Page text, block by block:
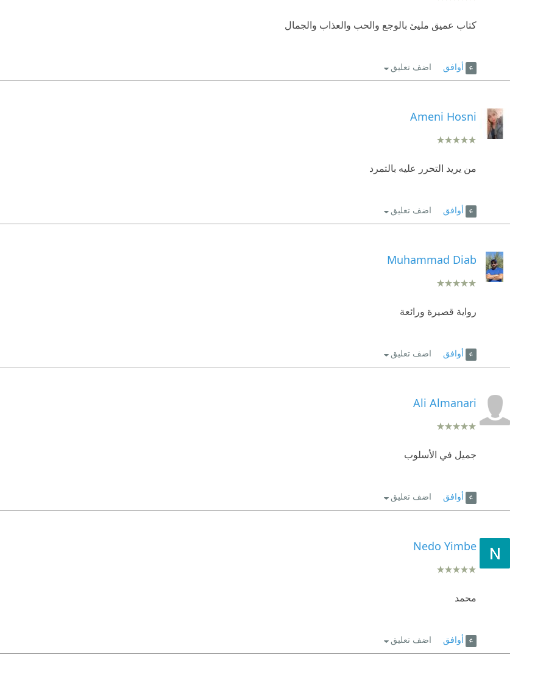
كتاب عميق مليئ بالوجع والحب والعذاب والجمال
أوافق اضف تعليق
Ameni Hosni
من يريد التحرر عليه بالتمرد
أوافق اضف تعليق
Muhammad Diab
رواية قصيرة ورائعة
أوافق اضف تعليق
Ali Almanari
جميل في الأسلوب
أوافق اضف تعليق
Nedo Yimbe
محمد
أوافق اضف تعليق